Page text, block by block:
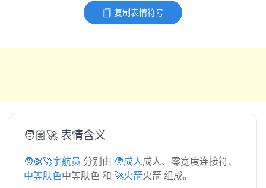
复制表情符号
🧑🏽‍🚀 表情含义
🧑🏽‍🚀宇航员 分别由 🧑成人成人、零宽度连接符、
🏽中等肤色中等肤色 和 🚀火箭火箭 组成。